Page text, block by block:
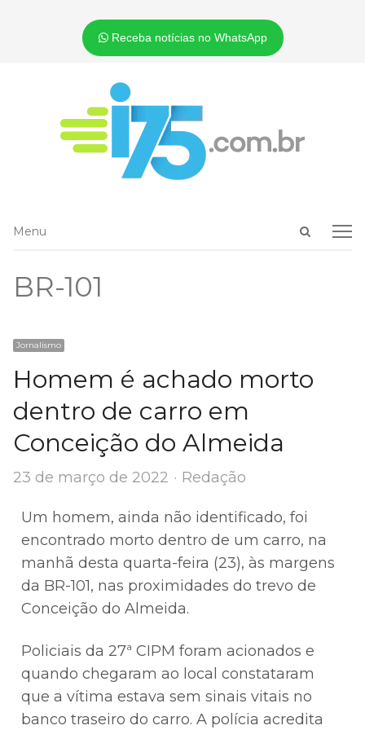
Receba notícias no WhatsApp
Open
Menu
Menu
BR-101
Jornalismo
Homem é achado morto
dentro de carro em
Conceição do Almeida
23 de março de 2022 Author
Redação
Um homem, ainda não identificado, foi
encontrado morto dentro de um carro, na
manhã desta quarta-feira (23), às margens
da BR-101, nas proximidades do trevo de
Conceição do Almeida.
Policiais da 27ª CIPM foram acionados e
quando chegaram ao local constataram
que a vítima estava sem sinais vitais no
banco traseiro do carro. A polícia acredita